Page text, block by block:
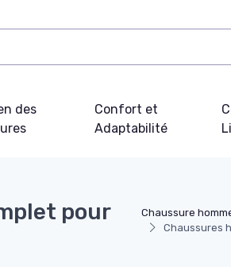
des
Confort et
Adaptabilité
Chaussure
Chaussures
pour